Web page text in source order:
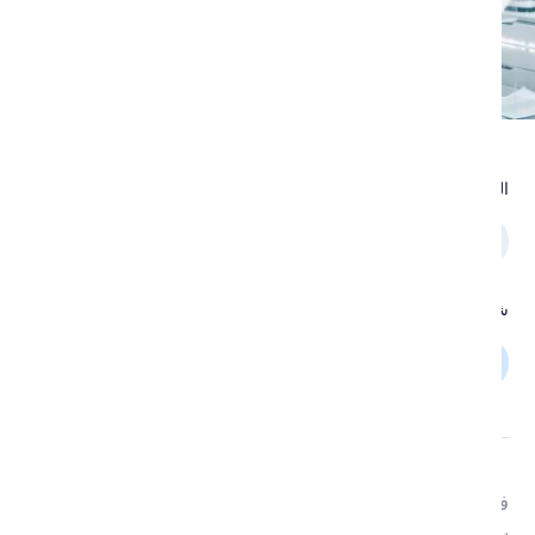
المساهمون
شارك على وسائل التواصل الاجتماعي
في وقتنا الحاضر، أصبحت الحاجة إلى منظومة رعاية صحية